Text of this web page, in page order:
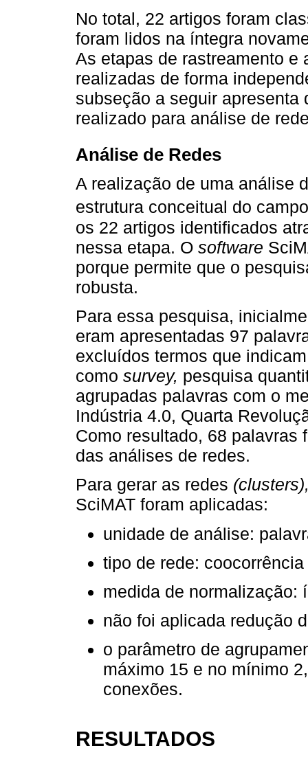
No total, 22 artigos foram
foram lidos na íntegra
As etapas de rastreamento e
realizadas de forma
subseção a seguir apresenta
realizado para análise de
Análise de Redes
A realização de uma análise
estrutura conceitual do
os 22 artigos identificados
nessa etapa. O software
porque permite que o
robusta.
Para essa pesquisa,
eram apresentadas 97
excluídos termos que
como survey, pesquisa
agrupadas palavras com o
Indústria 4.0, Quarta
Como resultado, 68 palavras
das análises de redes.
Para gerar as redes
SciMAT foram aplicadas:
unidade de análise:
tipo de rede: coocorrência
medida de normalização:
não foi aplicada redução
o parâmetro de
máximo 15 e no mínimo
conexões.
RESULTADOS